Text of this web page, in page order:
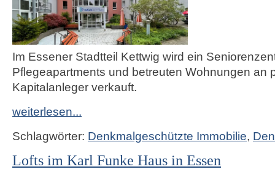
Im Essener Stadtteil Kettwig wird ein
Pflegeapartments und betreuten Wohnungen an
Kapitalanleger verkauft.
weiterlesen...
Schlagwörter: Denkmalgeschützte Immobilie,
Lofts im Karl Funke Haus in Essen